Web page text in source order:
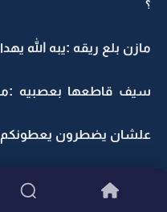
؟
مازن بلع ريقه :يبه الله
سيف قاطعها بعصبيه
علشان يضطرون يعطونكم